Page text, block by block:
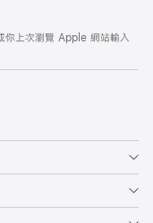
你上次瀏覽 Apple 網站輸入